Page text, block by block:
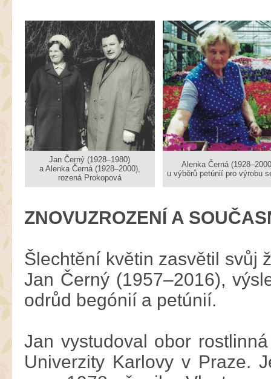
Jan Černý (1928–1980)
a Alenka Černá (1928–2000),
rozená Prokopová
Alenka Černá
u výběrů petúnií pro výrobu
ZNOVUZROZENÍ A
Šlechtění květin zasvětil svůj
Jan Černý (1957–2016),
odrůd begónií a petúnií.
Jan vystudoval obor
Univerzity Karlovy v Praze.